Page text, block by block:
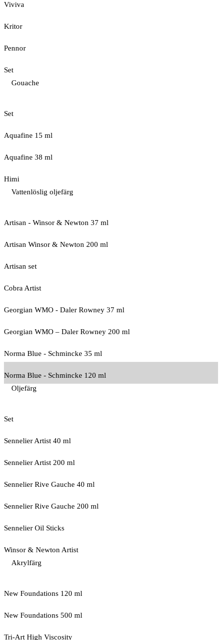
Viviva
Kritor
Pennor
Set
Gouache
Set
Aquafine 15 ml
Aquafine 38 ml
Himi
Vattenlöslig oljefärg
Artisan - Winsor & Newton 37 ml
Artisan Winsor & Newton 200 ml
Artisan set
Cobra Artist
Georgian WMO - Daler Rowney 37 ml
Georgian WMO – Daler Rowney 200 ml
Norma Blue - Schmincke 35 ml
Norma Blue - Schmincke 120 ml
Oljefärg
Set
Sennelier Artist 40 ml
Sennelier Artist 200 ml
Sennelier Rive Gauche 40 ml
Sennelier Rive Gauche 200 ml
Sennelier Oil Sticks
Winsor & Newton Artist
Akrylfärg
New Foundations 120 ml
New Foundations 500 ml
Tri-Art High Viscosity